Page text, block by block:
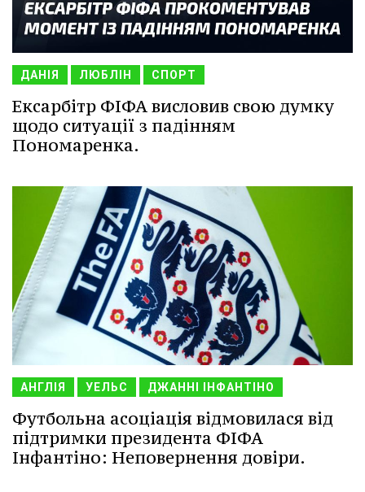
ДАНІЯ ЛЮБЛІН СПОРТ
Ексарбітр ФІФА висловив свою думку
щодо ситуації з падінням
Пономаренка.
АНГЛІЯ УЕЛЬС ДЖАННІ ІНФАНТІНО
Футбольна асоціація відмовилася від
підтримки президента ФІФА
Інфантіно: Неповернення довіри.